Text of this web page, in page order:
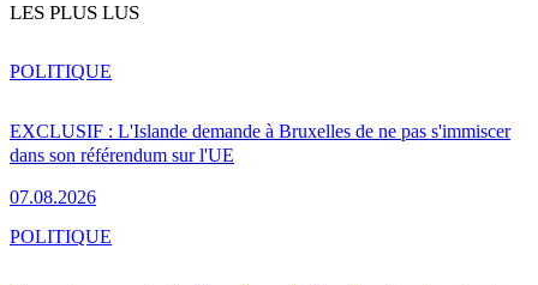
LES PLUS LUS
EXCLUSIF : L'Islande demande à Bruxelles de ne pas s'immiscer
dans son référendum sur l'UE
07.08.2026
POLITIQUE
POLITIQUE